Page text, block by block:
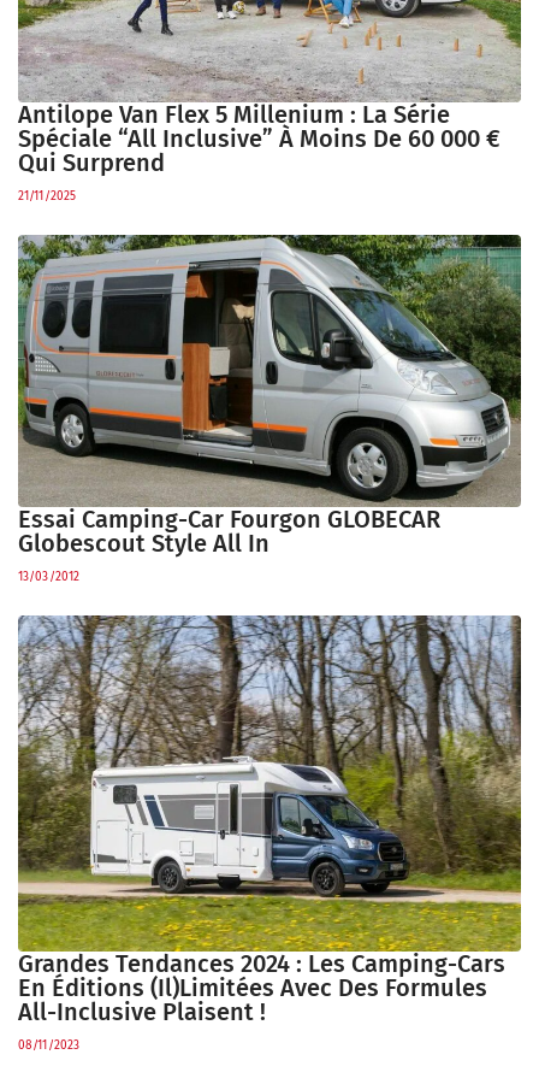
Antilope Van Flex 5 Millenium : La Série
Spéciale “all Inclusive” À Moins De 60 000 €
Qui Surprend
21/11/2025
Essai Camping-Car Fourgon GLOBECAR
Globescout Style All In
13/03/2012
Grandes Tendances 2024 : Les Camping-Cars
En Éditions (il)limitées Avec Des Formules
All-Inclusive Plaisent !
08/11/2023